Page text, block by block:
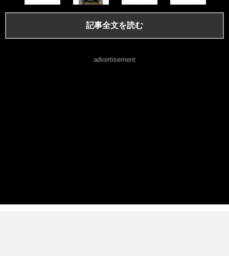
記事全文を読む
advertisement